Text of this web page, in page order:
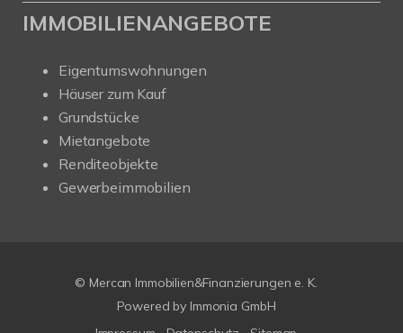
IMMOBILIENANGEBOTE
Eigentumswohnungen
Häuser zum Kauf
Grundstücke
Mietangebote
Renditeobjekte
Gewerbeimmobilien
© Mercan Immobilien&Finanzierungen e. K.
Powered by Immonia GmbH